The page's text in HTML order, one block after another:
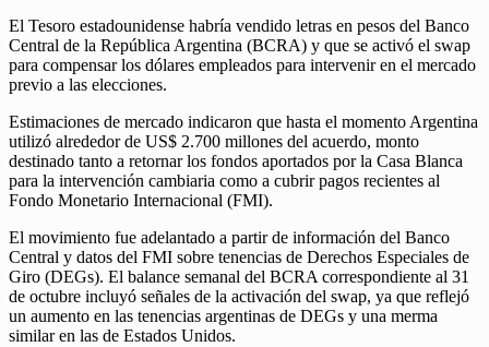
El Tesoro estadounidense habría vendido letras en pesos del Banco
Central de la República Argentina (BCRA) y que se activó el swap
para compensar los dólares empleados para intervenir en el mercado
previo a las elecciones.
Estimaciones de mercado indicaron que hasta el momento Argentina
utilizó alrededor de US$ 2.700 millones del acuerdo, monto
destinado tanto a retornar los fondos aportados por la Casa Blanca
para la intervención cambiaria como a cubrir pagos recientes al
Fondo Monetario Internacional (FMI).
El movimiento fue adelantado a partir de información del Banco
Central y datos del FMI sobre tenencias de Derechos Especiales de
Giro (DEGs). El balance semanal del BCRA correspondiente al 31
de octubre incluyó señales de la activación del swap, ya que reflejó
un aumento en las tenencias argentinas de DEGs y una merma
similar en las de Estados Unidos.